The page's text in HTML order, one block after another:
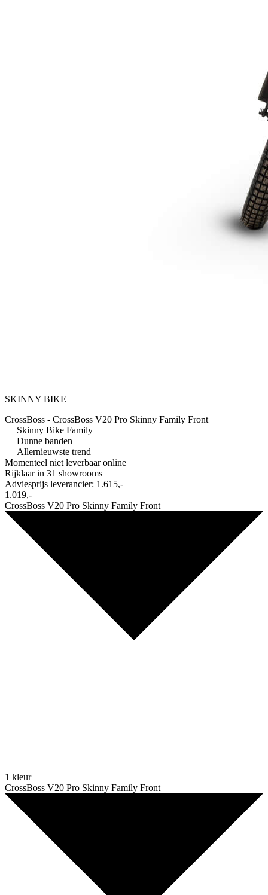
SKINNY BIKE
CrossBoss - CrossBoss V20 Pro Skinny Family Front
Skinny Bike Family
Dunne banden
Allernieuwste trend
Momenteel niet leverbaar online
Rijklaar in 31 showrooms
Adviesprijs leverancier: 1.615,-
1.019,-
CrossBoss V20 Pro Skinny Family Front
1 kleur
CrossBoss V20 Pro Skinny Family Front